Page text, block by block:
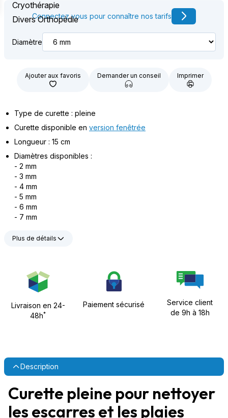
Cryothérapie
Divers Orthopédie
Connectez vous pour connaître nos tarifs
Diamètre
Ajouter aux favoris Demander un conseil Imprimer
Type de curette : pleine
Curette disponible en version fenêtrée
Longueur : 15 cm
Diamètres disponibles :
- 2 mm
- 3 mm
- 4 mm
- 5 mm
- 6 mm
- 7 mm
Plus de détails
Livraison en 24-
48h*
Paiement sécurisé
Service client
de 9h à 18h
Description
Curette pleine pour nettoyer
les escarres et les plaies